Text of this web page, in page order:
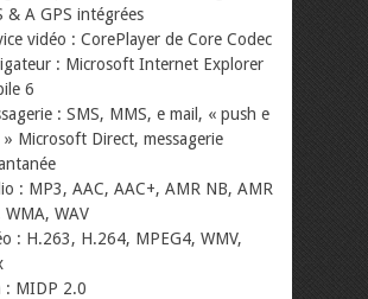
& A GPS intégrées
vidéo : CorePlayer de Core Codec
: Microsoft Internet Explorer
6
: SMS, MMS, e mail, « push e
» Microsoft Direct, messagerie
: MP3, AAC, AAC+, AMR NB, AMR
WMA, WAV
: H.263, H.264, MPEG4, WMV,
: MIDP 2.0